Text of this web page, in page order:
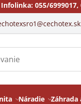
Infolinka: 055/6999017,
Náradie